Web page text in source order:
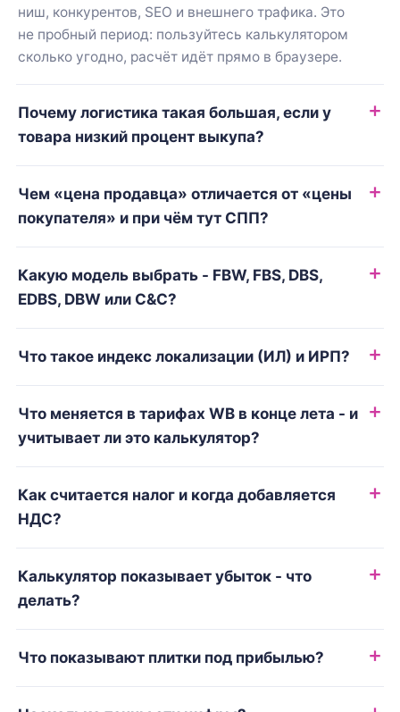
ниш, конкурентов, SEO и внешнего трафика. Это
не пробный период: пользуйтесь калькулятором
сколько угодно, расчёт идёт прямо в браузере.
Почему логистика такая большая, если у
товара низкий процент выкупа?
Чем «цена продавца» отличается от «цены
покупателя» и при чём тут СПП?
Какую модель выбрать - FBW, FBS, DBS,
EDBS, DBW или C&C?
Что такое индекс локализации (ИЛ) и ИРП?
Что меняется в тарифах WB в конце лета - и
учитывает ли это калькулятор?
Как считается налог и когда добавляется
НДС?
Калькулятор показывает убыток - что
делать?
Что показывают плитки под прибылью?